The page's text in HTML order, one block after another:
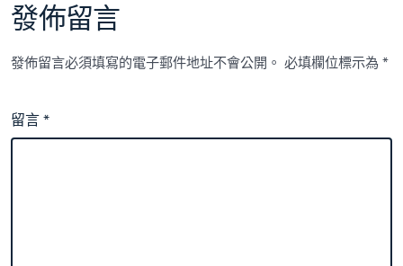
發佈留言
發佈留言必須填寫的電子郵件地址不會公開。 必填欄位標示為*
留言*